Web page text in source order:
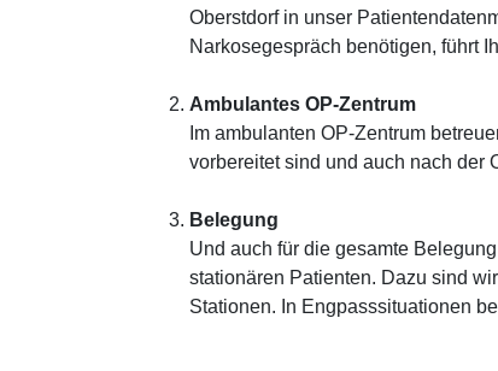
Oberstdorf in unser
Narkosegespräch benötigen, führt
Ambulantes OP-Zentrum
Im ambulanten OP-Zentrum
vorbereitet sind und auch nach der
Belegung
Und auch für die gesamte
stationären Patienten. Dazu sind
Stationen. In Engpasssituationen